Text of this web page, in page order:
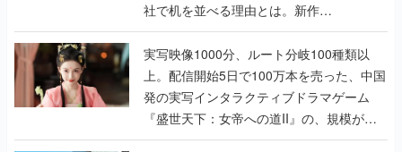
社で机を並べる理由とは。新作
『TATSUJIN EXTREME』で初タッグを組
んだレジェンド2人に訊く開発秘話
実写映像1000分、ルート分岐100種類以
上。配信開始5日で100万本を売った、中国
発の実写インタラクティブドラマゲーム
『盛世天下：女帝への道II』の、規模が違
うこだわりをプロデューサーに聞いた